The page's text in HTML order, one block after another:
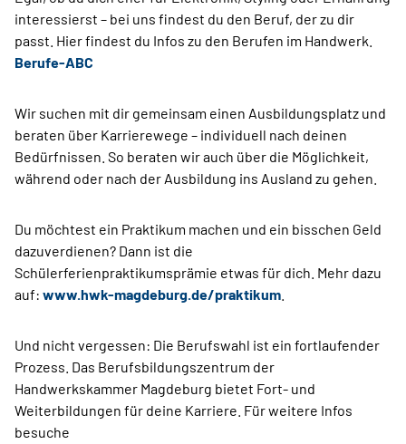
interessierst – bei uns findest du den Beruf, der zu dir
passt. Hier findest du Infos zu den Berufen im Handwerk.
Berufe-ABC
Wir suchen mit dir gemeinsam einen Ausbildungsplatz und
beraten über Karrierewege – individuell nach deinen
Bedürfnissen. So beraten wir auch über die Möglichkeit,
während oder nach der Ausbildung ins Ausland zu gehen.
Du möchtest ein Praktikum machen und ein bisschen Geld
dazuverdienen? Dann ist die
Schülerferienpraktikumsprämie etwas für dich. Mehr dazu
auf: www.hwk-magdeburg.de/praktikum
Und nicht vergessen: Die Berufswahl ist ein fortlaufender
Prozess. Das Berufsbildungszentrum der
Handwerkskammer Magdeburg bietet Fort- und
Weiterbildungen für deine Karriere. Für weitere Infos
besuche